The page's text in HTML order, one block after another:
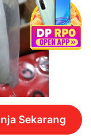
Sekarang